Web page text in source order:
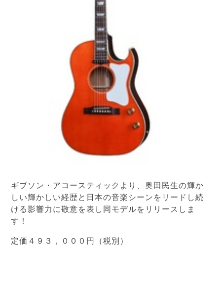
ギブソン・アコースティックより、奥田民生の輝か
しい輝かしい経歴と日本の音楽シーンをリードし続
ける影響力に敬意を表し同モデルをリリースしま
す！
定価４９３，０００円（税別）